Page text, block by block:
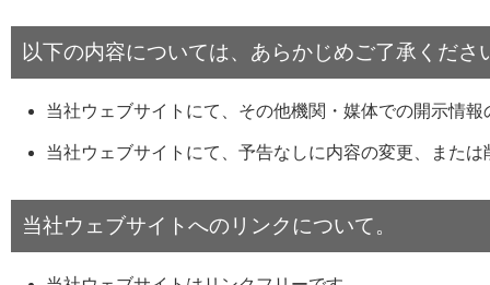
以下の内容については、あらかじめご了承くださ
当社ウェブサイトにて、その他機関・媒体での開示情
当社ウェブサイトにて、予告なしに内容の変更、また
当社ウェブサイトへのリンクについて。